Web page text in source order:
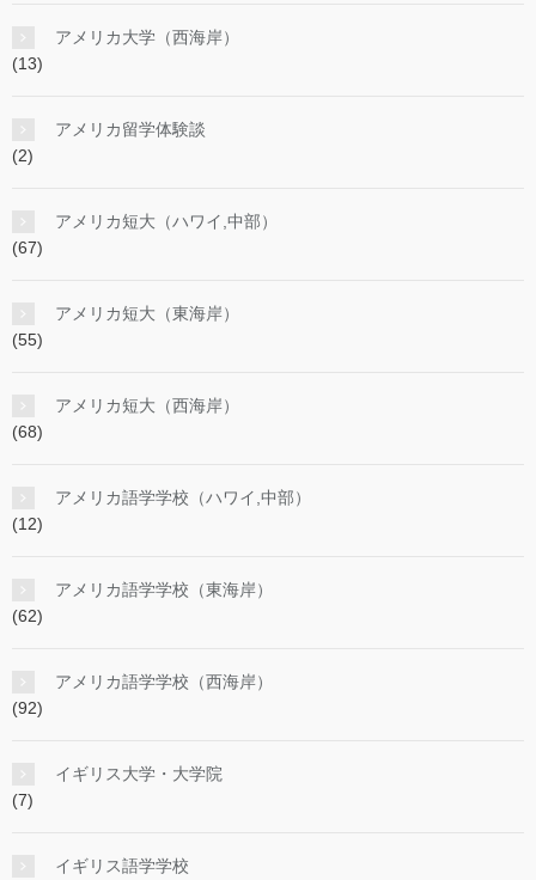
アメリカ大学（西海岸）
(13)
アメリカ留学体験談
(2)
アメリカ短大（ハワイ,中部）
(67)
アメリカ短大（東海岸）
(55)
アメリカ短大（西海岸）
(68)
アメリカ語学学校（ハワイ,中部）
(12)
アメリカ語学学校（東海岸）
(62)
アメリカ語学学校（西海岸）
(92)
イギリス大学・大学院
(7)
イギリス語学学校